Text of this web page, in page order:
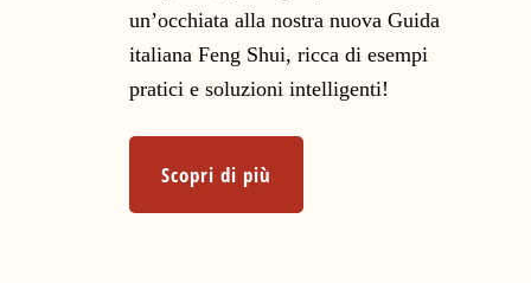
un’occhiata alla nostra nuova Guida
italiana Feng Shui, ricca di esempi
pratici e soluzioni intelligenti!
Scopri di più